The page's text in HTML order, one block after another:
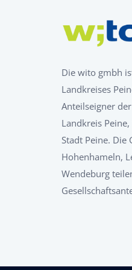
Die wito gmbh
Landkreises
Anteilseigner
Landkreis
Stadt Peine. Die
Hohenhameln,
Wendeburg